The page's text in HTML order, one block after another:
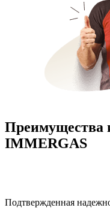
Преимущества
IMMERGAS
Подтвержденная